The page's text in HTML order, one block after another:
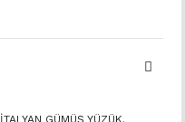
GÜMÜŞ YÜZÜK.